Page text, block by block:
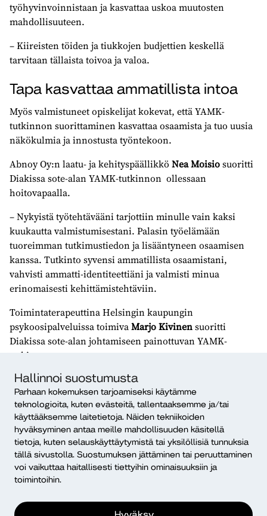
Hallinnoi suostumusta
Parhaan kokemuksen tarjoamiseksi käytämme
teknologioita, kuten evästeitä, tallentaaksemme ja/tai
käyttääksemme laitetietoja. Näiden tekniikoiden
hyväksyminen antaa meille mahdollisuuden käsitellä
tietoja, kuten selauskäyttäytymistä tai yksilöllisiä tunnuksia
tällä sivustolla. Suostumuksen jättäminen tai peruuttaminen
voi vaikuttaa haitallisesti tiettyihin ominaisuuksiin ja
toimintoihin.
työhyvinvoinnistaan ja kasvattaa uskoa muutosten
mahdollisuuteen.
– Kiireisten töiden ja tiukkojen budjettien keskellä
tarvitaan tällaista toivoa ja valoa.
Tapa kasvattaa ammatillista intoa
Myös valmistuneet opiskelijat kokevat, että YAMK-
tutkinnon suorittaminen kasvattaa osaamista ja tuo uusia
näkökulmia ja innostusta työntekoon.
Abnoy Oy:n laatu- ja kehityspäällikkö Nea Moisiosuoritti
Diakissa sote-alan YAMK-tutkinnon ollessaan
hoitovapaalla.
– Nykyistä työtehtävääni tarjottiin minulle vain kaksi
kuukautta valmistumisestani. Palasin työelämään
tuoreimman tutkimustiedon ja lisääntyneen osaamisen
kanssa. Tutkinto syvensi ammatillista osaamistani,
vahvisti ammatti-identiteettiäni ja valmisti minua
erinomaisesti kehittämistehtäviin.
Toimintaterapeuttina Helsingin kaupungin
psykoosipalveluissa toimivaMarjo Kivinensuoritti
Diakissa sote-alan johtamiseen painottuvan YAMK-
tutkinnon.
– Opinnot ovat tuoneet laajempia näkökulmia sote-alasta
opintosisältöjen, ryhmätyöskentelyiden ja
mentorointiryhmän keskusteluiden myötä. Opintoja on
rikastuttanut opiskelijakollegoiden moniammatillisuus ja
sijoittuminen eri puolille Suomea. Lisäksi opinnot ovat
nivoutuneet arkeeni, kun olen voinut toteuttaa osan
kurssitehtävistä työpaikassani.
aikatauluttamista ja tukea läheisiltä, mutta opintoja voi